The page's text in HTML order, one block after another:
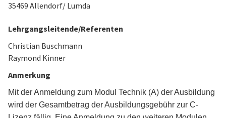
35469 Allendorf/ Lumda
Lehrgangsleitende/Referenten
Christian Buschmann
Raymond Kinner
Anmerkung
Mit der Anmeldung zum Modul Technik (A) der Ausbildung
wird der Gesamtbetrag der Ausbildungsgebühr zur C-